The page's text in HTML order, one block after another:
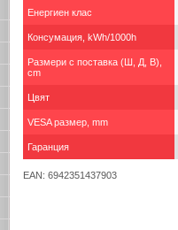
Енергиен клас
Консумация, kWh/1000h
Размери с поставка (Ш, Д, В),
cm
Цвят
VESA размер, mm
Гаранция
EAN: 6942351437903